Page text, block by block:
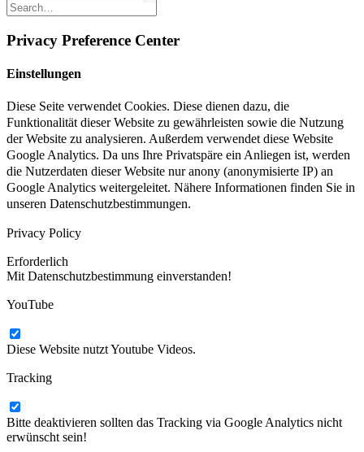
Privacy Preference Center
Einstellungen
Diese Seite verwendet Cookies. Diese dienen dazu, die
Funktionalität dieser Website zu gewährleisten sowie die Nutzung
der Website zu analysieren. Außerdem verwendet diese Website
Google Analytics. Da uns Ihre Privatspäre ein Anliegen ist, werden
die Nutzerdaten dieser Website nur anony (anonymisierte IP) an
Google Analytics weitergeleitet. Nähere Informationen finden Sie in
unseren Datenschutzbestimmungen.
Privacy Policy
Erforderlich
Mit Datenschutzbestimmung einverstanden!
YouTube
Diese Website nutzt Youtube Videos.
Tracking
Bitte deaktivieren sollten das Tracking via Google Analytics nicht
erwünscht sein!